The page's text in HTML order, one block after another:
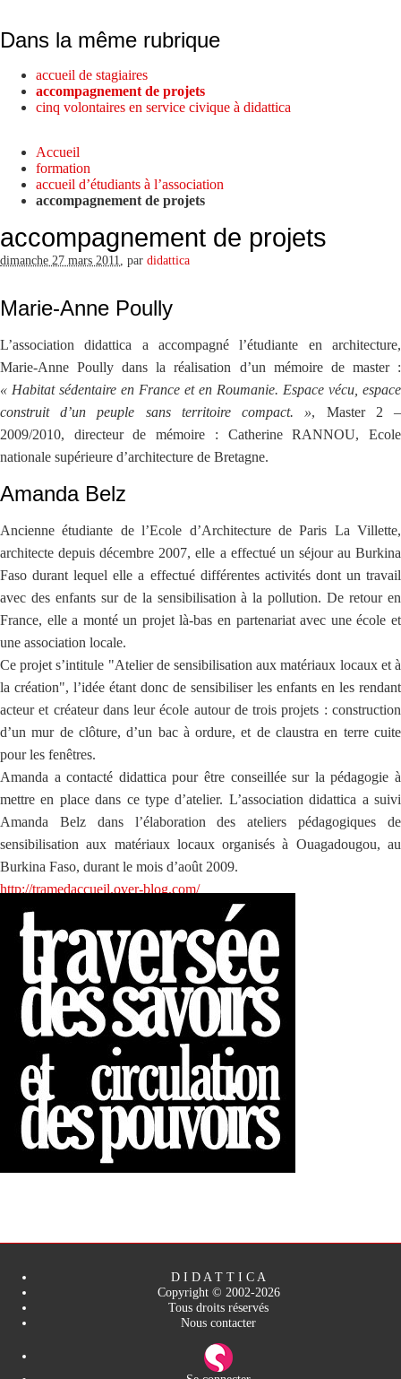
Dans la même rubrique
accueil de stagiaires
accompagnement de projets
cinq volontaires en service civique à didattica
Accueil
formation
accueil d’étudiants à l’association
accompagnement de projets
accompagnement de projets
dimanche 27 mars 2011 par didattica
Marie-Anne Poully
L’association didattica a accompagné l’étudiante en architecture,
Marie-Anne Poully dans la réalisation d’un mémoire de master :
« Habitat sédentaire en France et en Roumanie. Espace vécu, espace
construit d’un peuple sans territoire compact. », Master 2 –
2009/2010, directeur de mémoire : Catherine RANNOU, Ecole
nationale supérieure d’architecture de Bretagne.
Amanda Belz
Ancienne étudiante de l’Ecole d’Architecture de Paris La Villette,
architecte depuis décembre 2007, elle a effectué un séjour au Burkina
Faso durant lequel elle a effectué différentes activités dont un travail
avec des enfants sur de la sensibilisation à la pollution. De retour en
France, elle a monté un projet là-bas en partenariat avec une école et
une association locale.
Ce projet s’intitule "Atelier de sensibilisation aux matériaux locaux et à
la création", l’idée étant donc de sensibiliser les enfants en les rendant
acteur et créateur dans leur école autour de trois projets : construction
d’un mur de clôture, d’un bac à ordure, et de claustra en terre cuite
pour les fenêtres.
Amanda a contacté didattica pour être conseillée sur la pédagogie à
mettre en place dans ce type d’atelier. L’association didattica a suivi
Amanda Belz dans l’élaboration des ateliers pédagogiques de
sensibilisation aux matériaux locaux organisés à Ouagadougou, au
Burkina Faso, durant le mois d’août 2009.
http://tramedaccueil.over-blog.com/
D I D A T T I C A
Copyright © 2002-2026
Tous droits réservés
Nous contacter